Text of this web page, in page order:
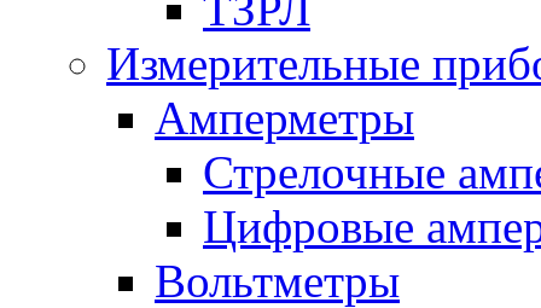
Измерительные
Амперметры
Стрелочные
Цифровые
Вольтметры